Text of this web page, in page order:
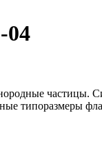
04
частицы.
типоразмеры